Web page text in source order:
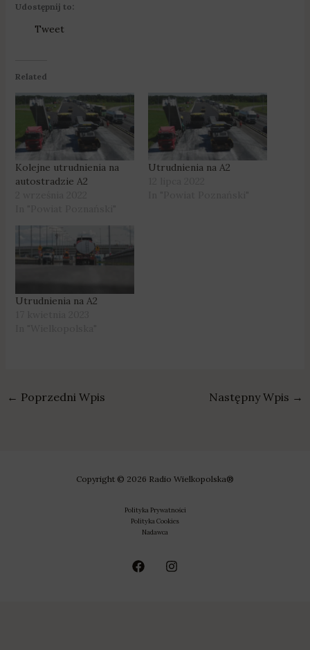
Udostępnij to:
Tweet
Related
Kolejne utrudnienia na
autostradzie A2
Utrudnienia na A2
Utrudnienia na A2
← Poprzedni Wpis Następny Wpis →
Copyright © 2026 Radio Wielkopolska®
Polityka Prywatności
Polityka Cookies
Nadawca